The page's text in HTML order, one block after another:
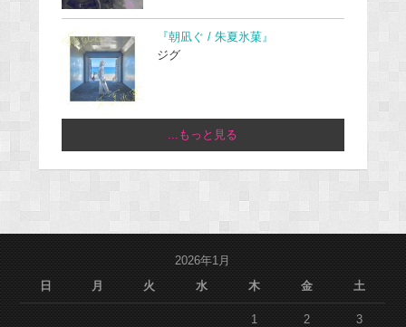
『朝凪ぐ / 朱夏氷菓』
ジグ
...もっと見る
2026年1月
日
月 火 水 木 金 土
1 2 3